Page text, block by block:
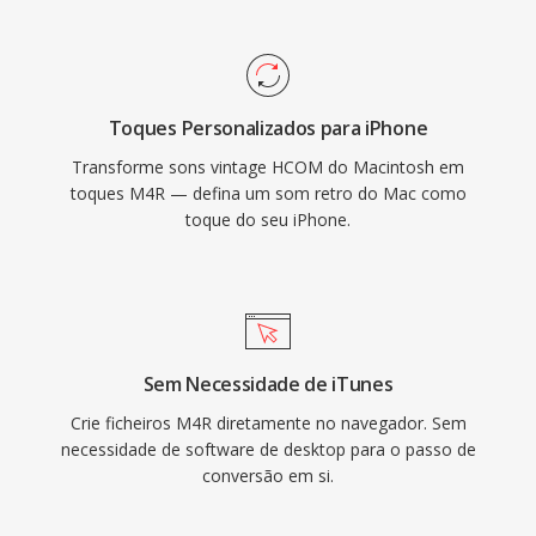
integra às configurações do iOS para
chamadas, alarmes é alertas por contato. Às
vantagens práticas incluem implantação
facilitada em qualquer iPhone por meio de
sincronizacao iTunes ou AirDrop, reprodução
de alta qualidade do codec AAC mesmo em
específicos para identificacao instantânea do
Toques Personalizados para iPhone
Transforme sons vintage HCOM do Macintosh em
toques M4R — defina um som retro do Mac como
toque do seu iPhone.
Sem Necessidade de iTunes
Crie ficheiros M4R diretamente no navegador. Sem
necessidade de software de desktop para o passo de
conversão em si.